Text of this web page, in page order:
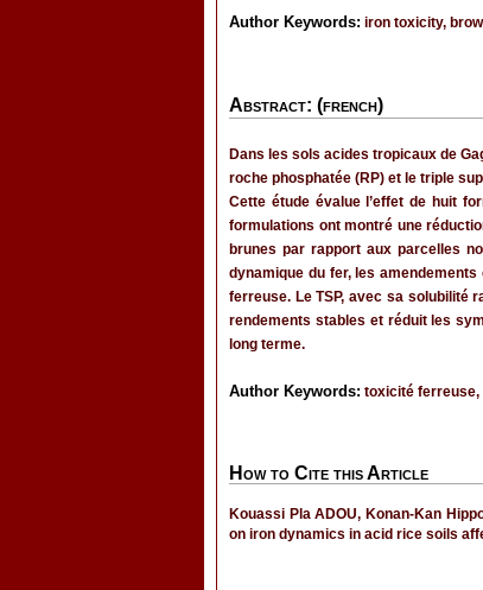
Author Keywords: iron toxicity,
Abstract: (french)
Dans les sols acides tropicaux de
roche phosphatée (RP) et le triple
Cette étude évalue l’effet de huit
formulations ont montré une
brunes par rapport aux parcelles
dynamique du fer, les
ferreuse. Le TSP, avec sa solubilité
rendements stables et réduit les
long terme.
Author Keywords: toxicité ferreuse,
How to Cite this Article
Kouassi Pla ADOU, Konan-Kan
on iron dynamics in acid rice soils